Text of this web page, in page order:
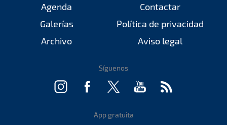
Agenda
Galerías
Archivo
Contactar
Política de privacidad
Aviso legal
Síguenos
App gratuita